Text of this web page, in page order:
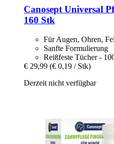
CanoseptUniversal
160 Stk
Für Augen, Ohren,
Sanfte Formulierung
Reißfeste Tücher -
€ 29,99 (€ 0,19 / Stk)
Derzeit nicht verfügbar